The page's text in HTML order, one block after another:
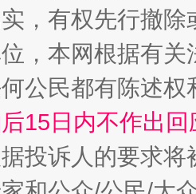
，有权先行撤
，本网根据有
公民都有陈述
15日内不作出
投诉人的要求将